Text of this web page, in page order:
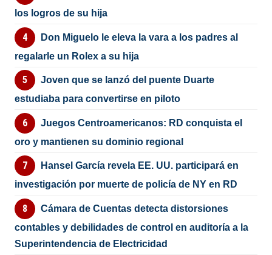
los logros de su hija
Don Miguelo le eleva la vara a los padres al
regalarle un Rolex a su hija
Joven que se lanzó del puente Duarte
estudiaba para convertirse en piloto
Juegos Centroamericanos: RD conquista el
oro y mantienen su dominio regional
Hansel García revela EE. UU. participará en
investigación por muerte de policía de NY en RD
Cámara de Cuentas detecta distorsiones
contables y debilidades de control en auditoría a la
Superintendencia de Electricidad